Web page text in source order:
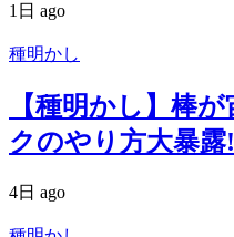
1日 ago
種明かし
【種明かし】棒
クのやり方大暴露
4日 ago